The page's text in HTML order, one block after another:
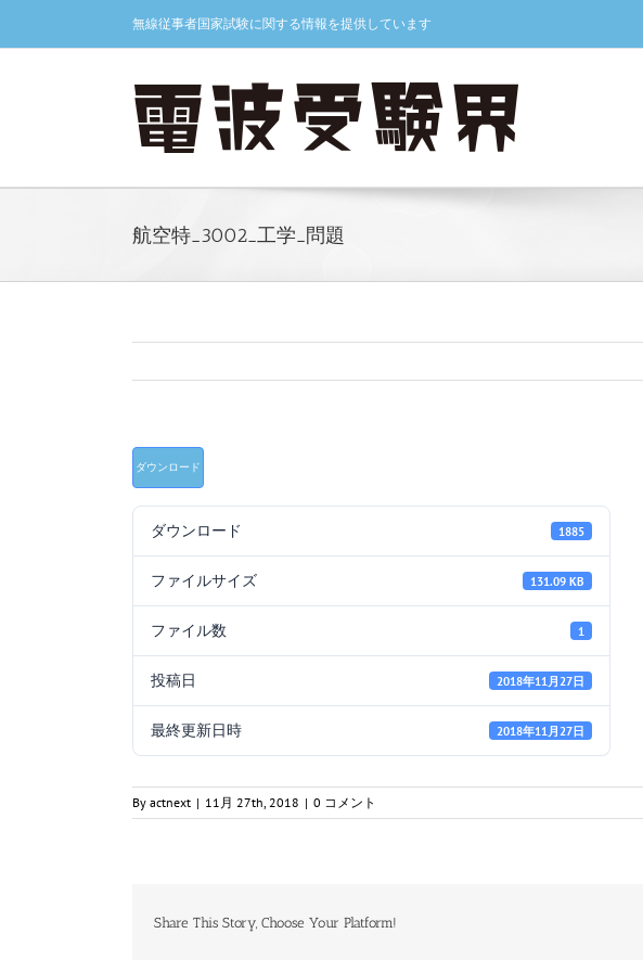
content
無線従事者国家試験に関する情報を提供しています
航空特_3002_工学_問題
ダウンロード
ダウンロード 1885
ファイルサイズ 131.09 KB
ファイル数 1
投稿日 2018年11月27日
最終更新日時 2018年11月27日
By actnext | 11月 27th, 2018 | 0 コメント
Share This Story, Choose Your Platform!